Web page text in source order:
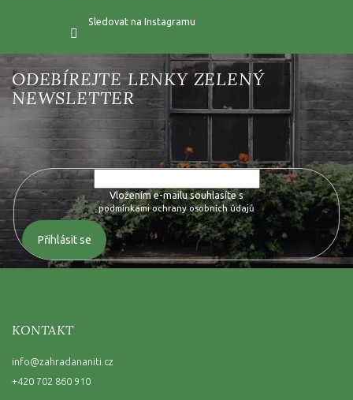
Sledovat na Instagramu
Vložte svůj e-mail a my vám budeme zasílat informace o nových
produktech na našem e-shopu.
Vložením e-mailu souhlasíte s
podmínkami ochrany osobních údajů
Přihlásit se
KONTAKT
info@zahradananiti.cz
+420 702 860 910